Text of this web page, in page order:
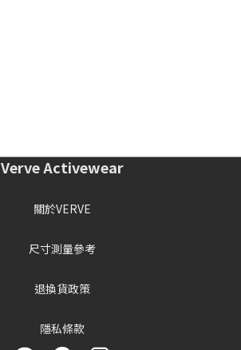
Verve Activewear
關於VERVE
尺寸測量參考
退換貨政策
隱私條款